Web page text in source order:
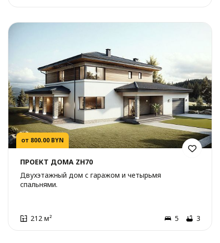
от 800.00 BYN
ПРОЕКТ ДОМА ZH70
Двухэтажный дом с гаражом и четырьмя
спальнями.
212 м² 5 3